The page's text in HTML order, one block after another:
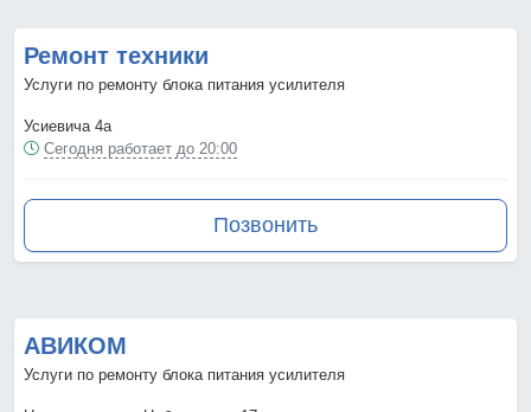
Ремонт техники
Услуги по ремонту блока питания усилителя
Усиевича 4а
Сегодня работает до 20:00
Позвонить
АВИКОМ
Услуги по ремонту блока питания усилителя